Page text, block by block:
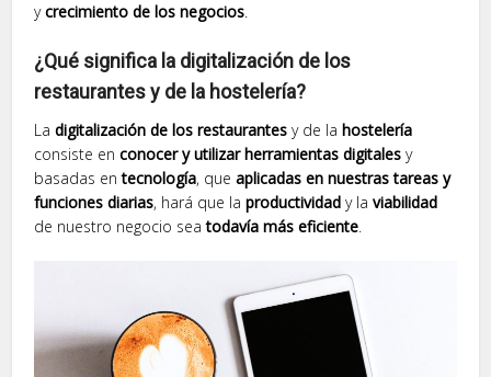
ycrecimiento de los negocios.
¿Qué significa la digitalización de los
restaurantes y de la hostelería?
Ladigitalización de los restaurantesy de la hostelería
consiste enconocer y utilizar herramientas digitales y
basadas en tecnología, queaplicadas en nuestras tareas y
funciones diarias, hará que laproductividad y laviabilidad
de nuestro negocio sea todavía más eficiente.